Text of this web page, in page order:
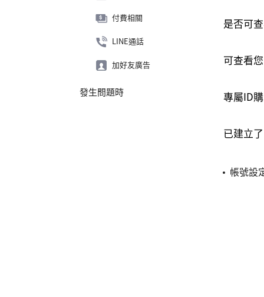
付費相關
LINE通話
加好友廣告
發生問題時
是否可
可查看
專屬ID
已建立
帳號設